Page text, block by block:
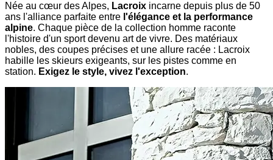
Née au cœur des Alpes, Lacroix incarne depuis plus de 50
ans l'alliance parfaite entre l'élégance et la performance
alpine. Chaque pièce de la collection homme raconte
l'histoire d'un sport devenu art de vivre. Des matériaux
nobles, des coupes précises et une allure racée : Lacroix
habille les skieurs exigeants, sur les pistes comme en
station. Exigez le style, vivez l'exception.